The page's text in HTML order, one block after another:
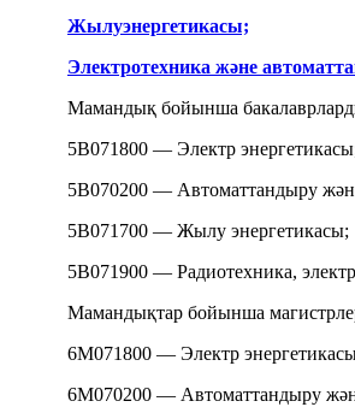
Жылуэнергетикасы;
Электротехника және
Мамандық бойынша бакалаврларды
5B071800 — Электр
5B070200 — Автоматтандыру
5B071700 — Жылу энергетикасы;
5B071900 — Радиотехника,
Мамандықтар бойынша
6М071800 — Электр
6М070200 — Автоматтандыру